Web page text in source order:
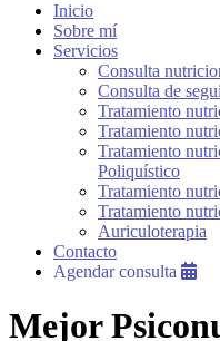
Inicio
Sobre mí
Servicios
Consulta
Consulta de
Tratamiento
Tratamiento
Tratamiento
Poliquístico
Tratamiento
Tratamiento
Auriculoterapia
Contacto
Agendar consulta
Mejor